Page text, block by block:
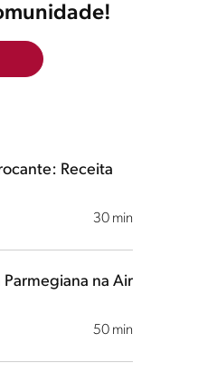
30 min
Receita
50 min
na Air